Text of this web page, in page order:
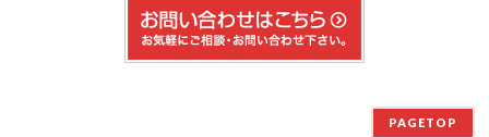
PAGETOP